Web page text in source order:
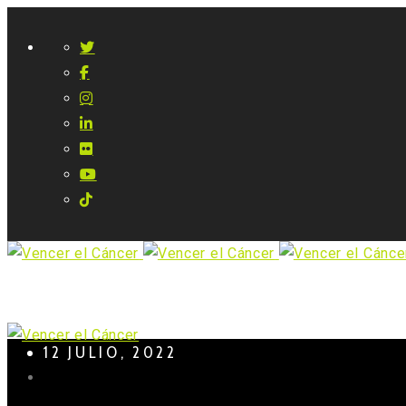
12 JULIO, 2022